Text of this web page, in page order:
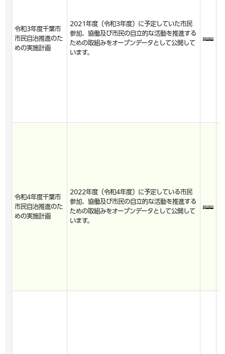
令和3年度千葉市
市民自治推進のた
めの実施計画
2021年度（令和3年度）に予定していた市民
参加、協働及び市民の自立的な活動を推進する
ための取組みをオープンデータとして公開して
います。
令和4年度千葉市
市民自治推進のた
めの実施計画
2022年度（令和4年度）に予定している市民
参加、協働及び市民の自立的な活動を推進する
ための取組みをオープンデータとして公開して
います。